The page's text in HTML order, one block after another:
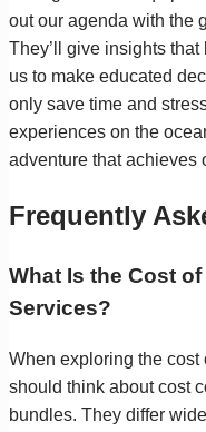
out our agenda with the
They’ll give insights
us to make educated
only save time and
experiences on the
adventure that achieves
Frequently
What Is the Cost
Services?
When exploring the
should think about cost
bundles. They differ